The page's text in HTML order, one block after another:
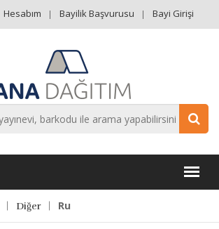
Hesabım Bayilik Başvurusu Bayi Girişi
Diğer Ru